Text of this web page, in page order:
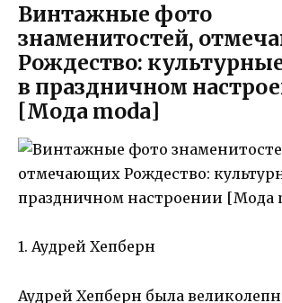
Винтажные фото
знаменитостей,
Рождество:
в праздничном
[Мода moda]
1. Аудрей Хепберн
Аудрей Хепберн была